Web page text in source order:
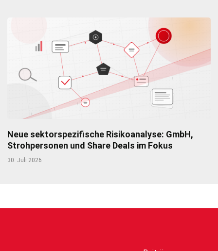
Neue sektorspezifische Risikoanalyse: GmbH,
Strohpersonen und Share Deals im Fokus
30. Juli 2026